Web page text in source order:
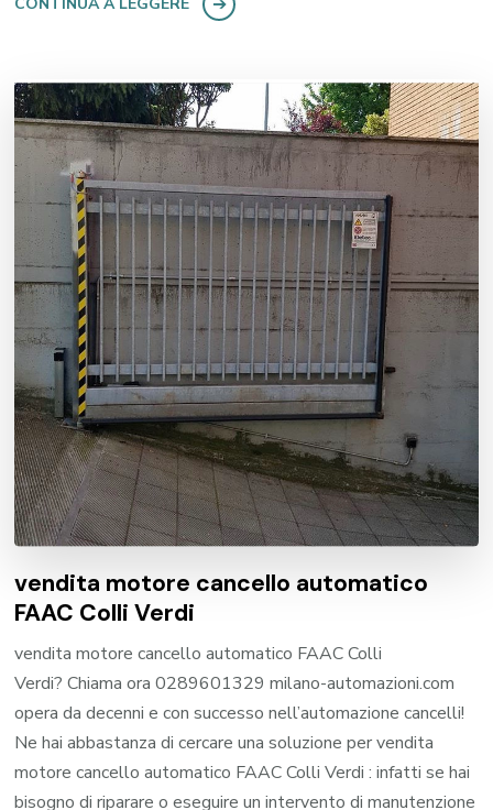
vendita motore cancello automatico
FAAC Colli Verdi
vendita motore cancello automatico FAAC Colli
Verdi? Chiama ora 0289601329 milano-automazioni.com
opera da decenni e con successo nell’automazione cancelli!
Ne hai abbastanza di cercare una soluzione per vendita
motore cancello automatico FAAC Colli Verdi : infatti se hai
bisogno di riparare o eseguire un intervento di manutenzione